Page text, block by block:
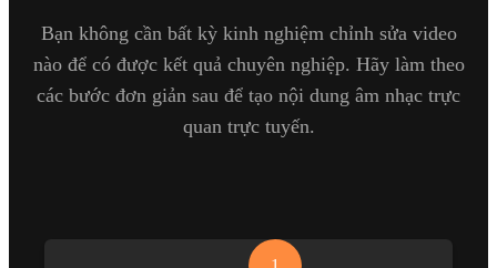
Bạn không cần bất kỳ kinh nghiệm chỉnh sửa video
nào để có được kết quả chuyên nghiệp. Hãy làm theo
các bước đơn giản sau để tạo nội dung âm nhạc trực
quan trực tuyến.